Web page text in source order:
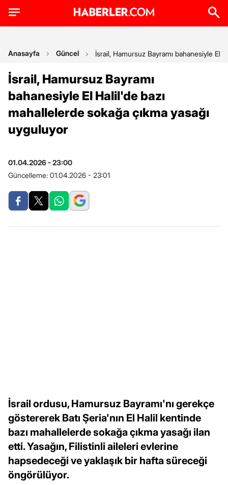
Anasayfa Güncel İsrail, Hamursuz Bayramı bahanesiyle El
İsrail, Hamursuz Bayramı
bahanesiyle El Halil'de bazı
mahallelerde sokağa çıkma yasağı
uyguluyor
01.04.2026 - 23:00
Güncelleme: 01.04.2026 - 23:01
İsrail ordusu, Hamursuz Bayramı'nı gerekçe
göstererek Batı Şeria'nın El Halil kentinde
bazı mahallelerde sokağa çıkma yasağı ilan
etti. Yasağın, Filistinli aileleri evlerine
hapsedeceği ve yaklaşık bir hafta süreceği
öngörülüyor.